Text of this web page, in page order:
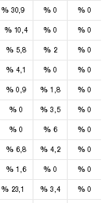
%30,9 % 0 % 0
%10,4 % 0 % 0
% 5,8 % 2 % 0
% 4,1 % 0 % 0
% 0,9 % 1,8 % 0
% 0 % 3,5 % 0
% 0 % 6 % 0
% 6,8 % 4,2 % 0
% 1,6 % 0 % 0
%23,1 % 3,4 % 0